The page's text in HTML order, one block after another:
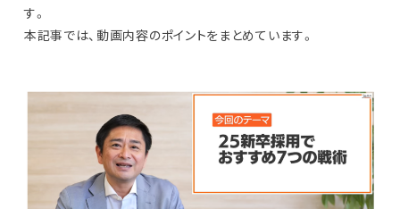
す。
本記事では、動画内容のポイントをまとめています。